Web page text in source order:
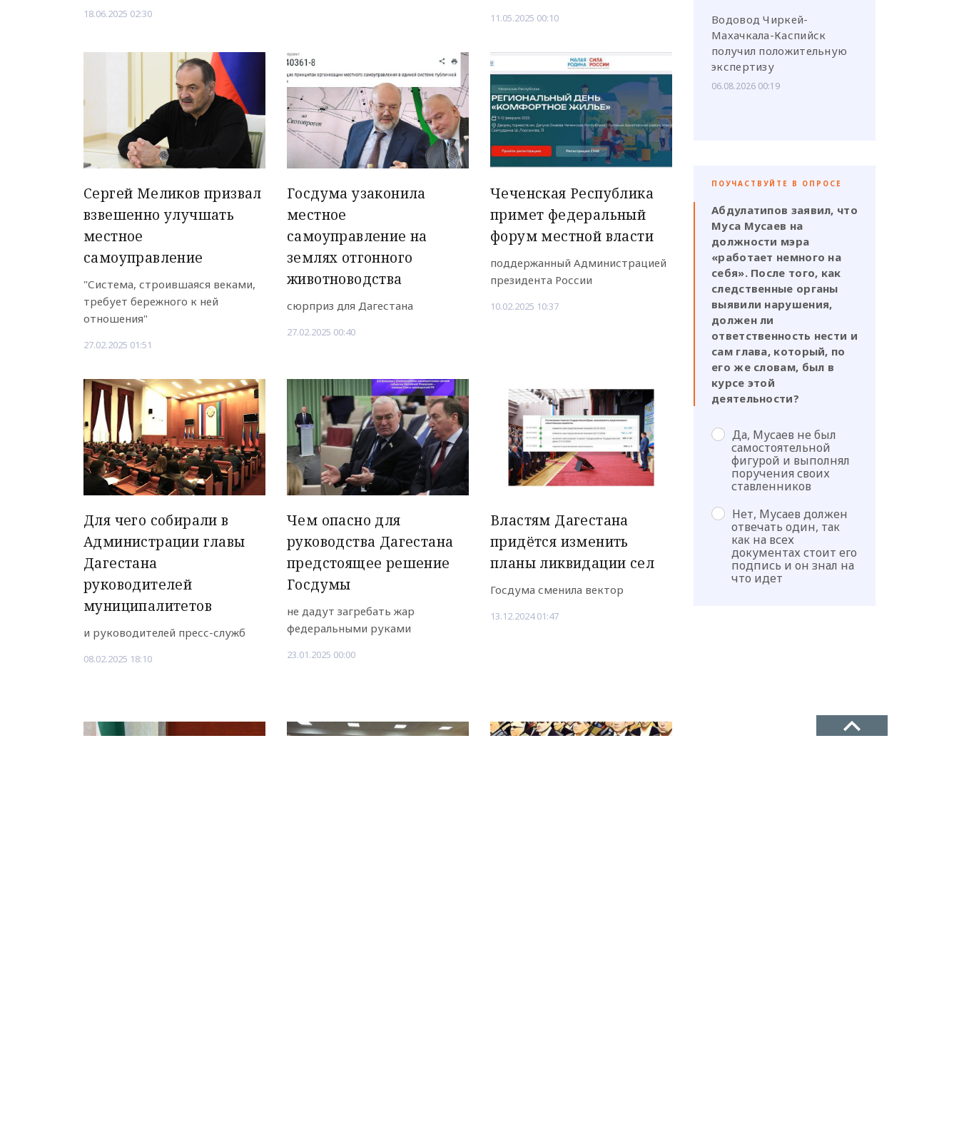
18.06.2025 02:30 11.05.2025 00:10
Сергей Меликов призвал
взвешенно улучшать
местное
самоуправление
"Система, строившаяся веками,
требует бережного к ней
отношения"
27.02.2025 01:51
Госдума узаконила
местное
самоуправление на
землях отгонного
животноводства
сюрприз для Дагестана
27.02.2025 00:40
Чеченская Республика
примет федеральный
форум местной власти
поддержанный Администрацией
президента России
10.02.2025 10:37
Для чего собирали в
Администрации главы
Дагестана
руководителей
муниципалитетов
и руководителей пресс-служб
08.02.2025 18:10
Чем опасно для
руководства Дагестана
предстоящее решение
Госдумы
не дадут загребать жар
федеральными руками
23.01.2025 00:00
Властям Дагестана
придётся изменить
планы ликвидации сел
Госдума сменила вектор
13.12.2024 01:47
Водовод Чиркей-
Махачкала-Каспийск
получил положительную
экспертизу
06.08.2026 00:19
ПОУЧАСТВУЙТЕ В ОПРОСЕ
Абдулатипов заявил, что
Муса Мусаев на
должности мэра
«работает немного на
себя». После того, как
следственные органы
выявили нарушения,
должен ли
ответственность нести и
сам глава, который, по
его же словам, был в
курсе этой
деятельности?
Да, Мусаев не был
самостоятельной
фигурой и выполнял
поручения своих
ставленников
Нет, Мусаев должен
отвечать один, так
как на всех
документах стоит его
подпись и он знал на
что идет